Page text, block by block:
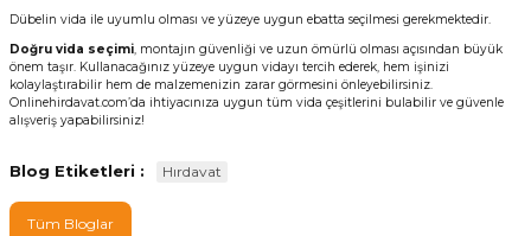
Dübelin vida ile uyumlu olması ve yüzeye uygun ebatta seçilmesi gerekmektedir.
Doğru vida seçimi, montajın güvenliği ve uzun ömürlü olması açısından büyük
önem taşır. Kullanacağınız yüzeye uygun vidayı tercih ederek, hem işinizi
kolaylaştırabilir hem de malzemenizin zarar görmesini önleyebilirsiniz.
Onlinehirdavat.com’da ihtiyacınıza uygun tüm vida çeşitlerini bulabilir ve güvenle
alışveriş yapabilirsiniz!
Blog Etiketleri : Hırdavat
Tüm Bloglar